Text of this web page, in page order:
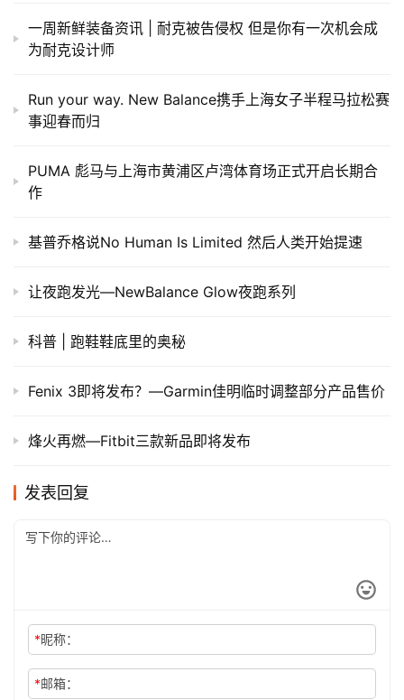
一周新鲜装备资讯 | 耐克被告侵权 但是你有一次机会成
为耐克设计师
Run your way. New Balance携手上海女子半程马拉松赛
事迎春而归
PUMA 彪马与上海市黄浦区卢湾体育场正式开启长期合
作
基普乔格说No Human Is Limited 然后人类开始提速
让夜跑发光—NewBalance Glow夜跑系列
科普 | 跑鞋鞋底里的奥秘
Fenix 3即将发布？—Garmin佳明临时调整部分产品售价
烽火再燃—Fitbit三款新品即将发布
发表回复
*昵称：
*邮箱：